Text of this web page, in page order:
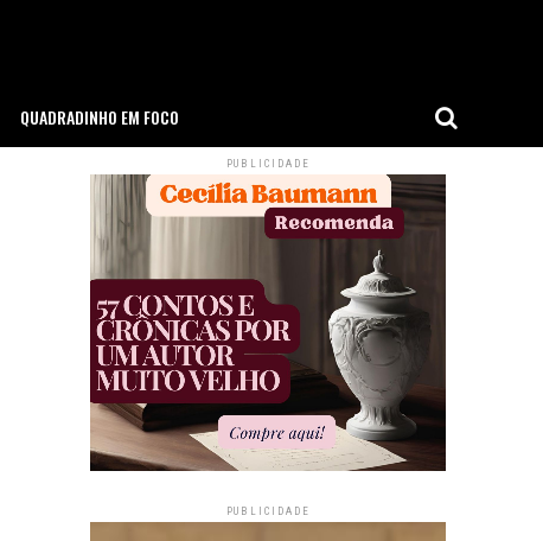
QUADRADINHO EM FOCO
PUBLICIDADE
PUBLICIDADE